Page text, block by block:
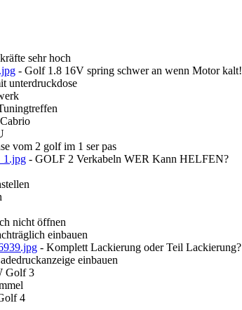
sehr hoch
- Golf 1.8 16V spring schwer an wenn Motor kalt!
unterdruckdose
vom 2 golf im 1 ser pas
- GOLF 2 Verkabeln WER Kann HELFEN?
nicht öffnen
einbauen
- Komplett Lackierung oder Teil Lackierung?
einbauen
Golf 3
4